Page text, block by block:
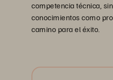
competencia técnica,
conocimientos como
camino para el éxito.